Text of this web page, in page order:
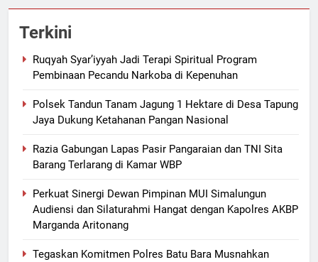
Terkini
Ruqyah Syar’iyyah Jadi Terapi Spiritual Program
Pembinaan Pecandu Narkoba di Kepenuhan
Polsek Tandun Tanam Jagung 1 Hektare di Desa Tapung
Jaya Dukung Ketahanan Pangan Nasional
Razia Gabungan Lapas Pasir Pangaraian dan TNI Sita
Barang Terlarang di Kamar WBP
Perkuat Sinergi Dewan Pimpinan MUI Simalungun
Audiensi dan Silaturahmi Hangat dengan Kapolres AKBP
Marganda Aritonang
Tegaskan Komitmen Polres Batu Bara Musnahkan